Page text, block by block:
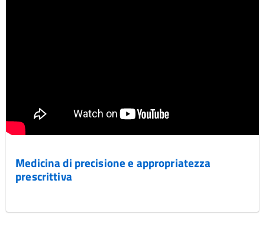
Medicina di precisione e appropriatezza
prescrittiva